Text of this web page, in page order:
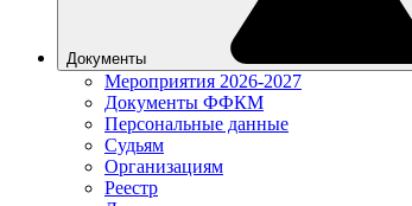
Документы
Мероприятия 2026-2027
Документы ФФКМ
Персональные данные
Судьям
Организациям
Реестр